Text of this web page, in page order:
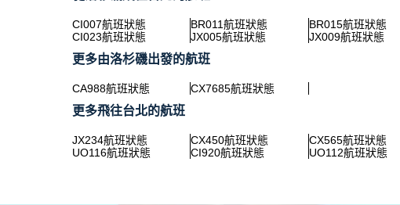
CI007航班狀態 BR011航班狀態 BR015航班狀態
CI023航班狀態
JX005航班狀態 JX009航班狀態
更多由洛杉磯出發的航班
CA988航班狀態 CX7685航班狀態
更多飛往台北的航班
JX234航班狀態 CX450航班狀態 CX565航班狀態
UO116航班狀態
CI920航班狀態 UO112航班狀態